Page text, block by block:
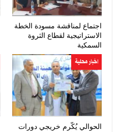
اجتماع لمناقشة مسودة الخطة
الاستراتيجية لقطاع الثروة
السمكية
اخبار محلية
الحوالي يُكّرم خريجي دورات